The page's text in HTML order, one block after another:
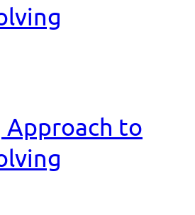
Approach to